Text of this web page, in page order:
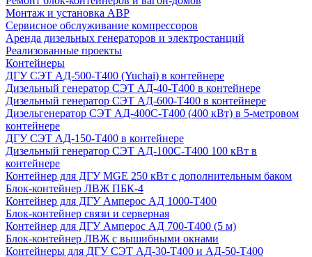
Монтаж и установка АВР
Сервисное обслуживание компрессоров
Аренда дизельных генераторов и электростанций
Реализованные проекты
Контейнеры
ДГУ СЭТ АД-500-Т400 (Yuchai) в контейнере
Дизельный генератор СЭТ АД-40-Т400 в контейнере
Дизельный генератор СЭТ АД-600-Т400 в контейнере
Дизельгенератор СЭТ АД-400С-Т400 (400 кВт) в 5-метровом
контейнере
ДГУ СЭТ АД-150-Т400 в контейнере
Дизельный генератор СЭТ АД-100С-Т400 100 кВт в
контейнере
Контейнер для ДГУ MGE 250 кВт с дополнительным баком
Блок-контейнер ЛВЖ ПБК-4
Контейнер для ДГУ Амперос АД 1000-Т400
Блок-контейнер связи и серверная
Контейнер для ДГУ Амперос АД 700-Т400 (5 м)
Блок-контейнер ЛВЖ с вышибными окнами
Контейнеры для ДГУ СЭТ АД-30-Т400 и АД-50-Т400